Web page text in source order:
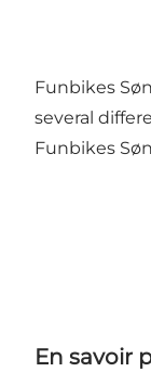
Funbikes
several
Funbikes
En savoir